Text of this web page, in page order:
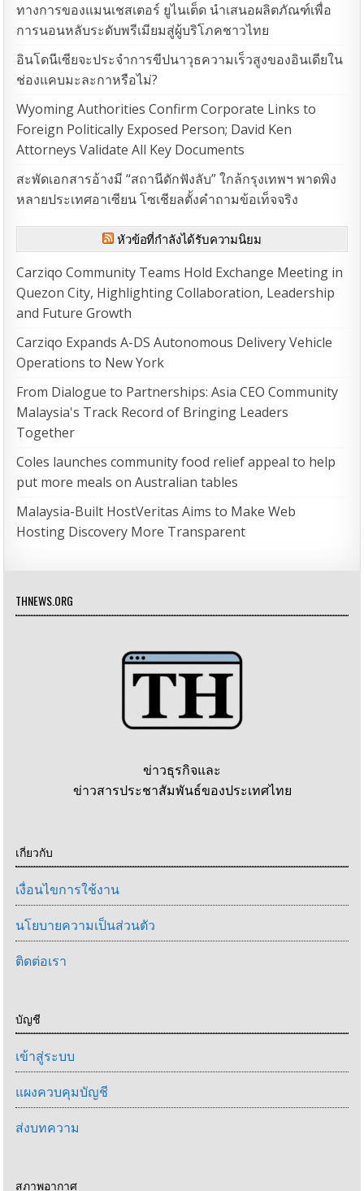
ทางการของแมนเชสเตอร์ ยูไนเต็ด นำเสนอผลิตภัณฑ์เพื่อ
การนอนหลับระดับพรีเมียมสู่ผู้บริโภคชาวไทย
อินโดนีเซียจะประจำการขีปนาวุธความเร็วสูงของอินเดียใน
ช่องแคบมะละกาหรือไม่?
Wyoming Authorities Confirm Corporate Links to
Foreign Politically Exposed Person; David Ken
Attorneys Validate All Key Documents
สะพัดเอกสารอ้างมี “สถานีดักฟังลับ” ใกล้กรุงเทพฯ พาดพิง
หลายประเทศอาเซียน โซเชียลตั้งคำถามข้อเท็จจริง
หัวข้อที่กำลังได้รับความนิยม
Carziqo Community Teams Hold Exchange Meeting in
Quezon City, Highlighting Collaboration, Leadership
and Future Growth
Carziqo Expands A-DS Autonomous Delivery Vehicle
Operations to New York
From Dialogue to Partnerships: Asia CEO Community
Malaysia's Track Record of Bringing Leaders
Together
Coles launches community food relief appeal to help
put more meals on Australian tables
Malaysia-Built HostVeritas Aims to Make Web
Hosting Discovery More Transparent
THNEWS.ORG
ข่าวธุรกิจและ
ข่าวสารประชาสัมพันธ์ของประเทศไทย
เกี่ยวกับ
เงื่อนไขการใช้งาน
นโยบายความเป็นส่วนตัว
ติดต่อเรา
บัญชี
เข้าสู่ระบบ
แผงควบคุมบัญชี
ส่งบทความ
สภาพอากาศ